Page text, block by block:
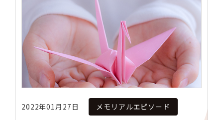
2022年01月27日 メモリアルエピソード